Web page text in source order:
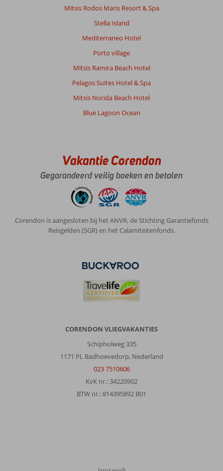
Mitsis Rodos Maris Resort & Spa
Stella Island
Mediterraneo Hotel
Porto village
Mitsis Ramira Beach Hotel
Pelagos Suites Hotel & Spa
Mitsis Norida Beach Hotel
Blue Lagoon Ocean
Vakantie Corendon
Gegarandeerd veilig boeken en betalen
Corendon is aangesloten bij het ANVR, de Stichting Garantiefonds
Reisgelden (SGR) en het Calamiteitenfonds.
CORENDON VLIEGVAKANTIES
Schipholweg 335
1171 PL Badhoevedorp, Nederland
023 7510606
KvK nr.: 34220902
BTW nr.: 814395892 B01